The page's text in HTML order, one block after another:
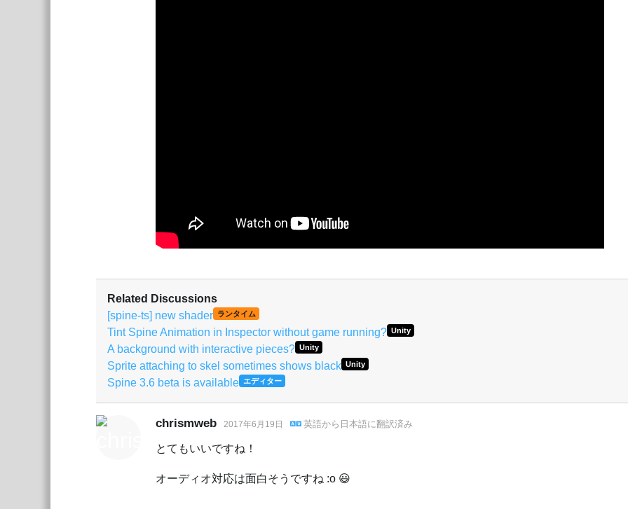
Related Discussions
[spine-ts] new shader ランタイム
Tint Spine Animation in Inspector without game running? Unity
A background with interactive pieces? Unity
Sprite attaching to skel sometimes shows black Unity
Spine 3.6 beta is available エディター
chrismweb 2017年6月19日 英語から 日本語に翻訳済み
とてもいいですね！
オーディオ対応は面白そうですね :o 😃